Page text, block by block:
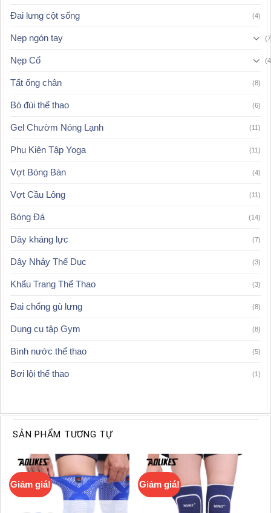
Đai lưng cột sống (4)
Nẹp ngón tay
Nẹp Cổ
Tất ống chân (8)
Bó đùi thể thao (6)
Gel Chườm Nóng Lạnh (11)
Phụ Kiện Tập Yoga (11)
Vợt Bóng Bàn (4)
Vợt Cầu Lông (11)
Bóng Đá (14)
Dây kháng lực (7)
Dây Nhảy Thể Dục (3)
Khẩu Trang Thể Thao (3)
Đai chống gù lưng (8)
Dụng cụ tập Gym (8)
Bình nước thể thao (5)
Bơi lội thể thao (1)
SẢN PHẨM TƯƠNG TỰ
Giảm giá! Giảm giá!